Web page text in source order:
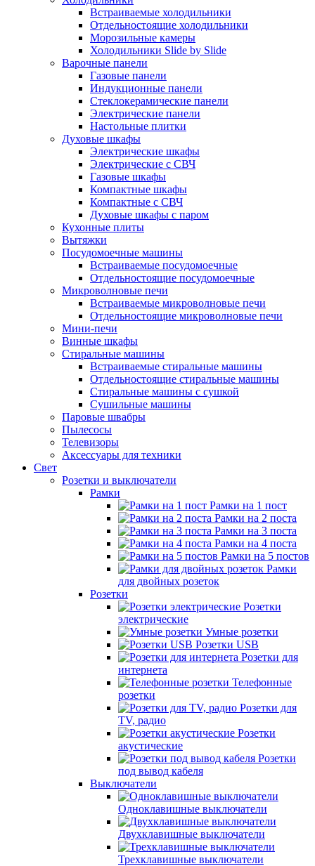
Встраиваемые холодильники
Отдельностоящие холодильники
Морозильные камеры
Холодильники Slide by Slide
Варочные панели
Газовые панели
Индукционные панели
Стеклокерамические панели
Электрические панели
Настольные плитки
Духовые шкафы
Электрические шкафы
Электрические с СВЧ
Газовые шкафы
Компактные шкафы
Компактные с СВЧ
Духовые шкафы с паром
Кухонные плиты
Вытяжки
Посудомоечные машины
Встраиваемые посудомоечные
Отдельностоящие посудомоечные
Микроволновые печи
Встраиваемые микроволновые печи
Отдельностоящие микроволновые печи
Мини-печи
Винные шкафы
Стиральные машины
Встраиваемые стиральные машины
Отдельностоящие стиральные машины
Стиральные машины с сушкой
Сушильные машины
Паровые швабры
Пылесосы
Телевизоры
Аксессуары для техники
Свет
Розетки и выключатели
Рамки
Рамки на 1 пост
Рамки на 2 поста
Рамки на 3 поста
Рамки на 4 поста
Рамки на 5 постов
Рамки
для двойных розеток
Розетки
Розетки
электрические
Умные розетки
Розетки USB
Розетки для
интернета
Телефонные
розетки
Розетки для
TV, радио
Розетки
акустические
Розетки
под вывод кабеля
Выключатели
Одноклавишные выключатели
Двухклавишные выключатели
Трехклавишные выключатели